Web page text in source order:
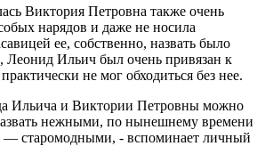
Виктория Петровна также очень
нарядов и даже не носила
ее, собственно, назвать было
Леонид Ильич был очень привязан к
не мог обходиться без нее.
Ильича и Виктории Петровны можно
нежными, по нынешнему времени
старомодными, - вспоминает личный